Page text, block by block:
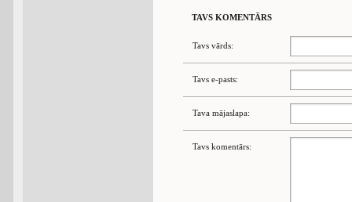
TAVS KOMENTĀRS
Tavs vārds:
Tavs e-pasts:
Tava mājaslapa:
Tavs komentārs: